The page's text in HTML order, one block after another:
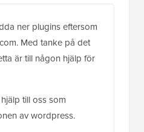
ner plugins eftersom
Med tanke på det
är till någon hjälp för
till oss som
av wordpress.